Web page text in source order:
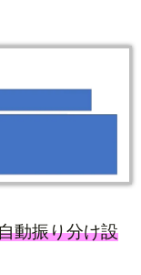
動振り分け設